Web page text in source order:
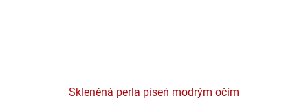
Skleněná perla píseń modrým očím